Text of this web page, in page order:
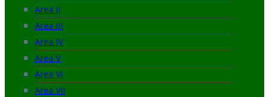
Area II
Area III
Area IV
Area V
Area VI
Area VII